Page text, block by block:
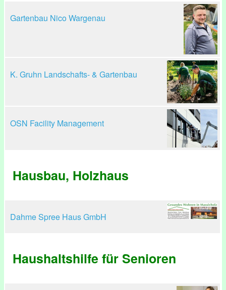
Gartenbau Nico Wargenau
K. Gruhn Landschafts- & Gartenbau
OSN Facility Management
Hausbau, Holzhaus
Dahme Spree Haus GmbH
Haushaltshilfe für Senioren